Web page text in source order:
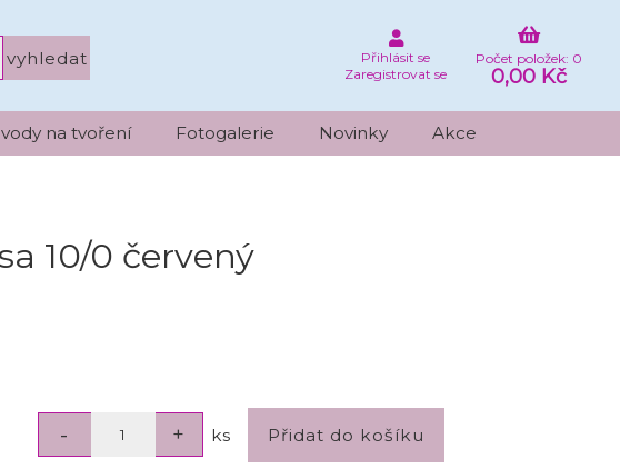
Počet položek: 0
0,00 Kč
Přihlásit se
Zaregistrovat se
na tvoření Fotogalerie Novinky Akce
10/0 červený
ks